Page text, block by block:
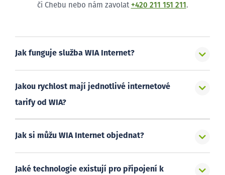
či Chebu nebo nám zavolat +420 211 151 211 .
Jak funguje služba WIA Internet?
Jakou rychlost mají jednotlivé internetové
tarify od WIA?
Jak si můžu WIA Internet objednat?
Jaké technologie existují pro připojení k